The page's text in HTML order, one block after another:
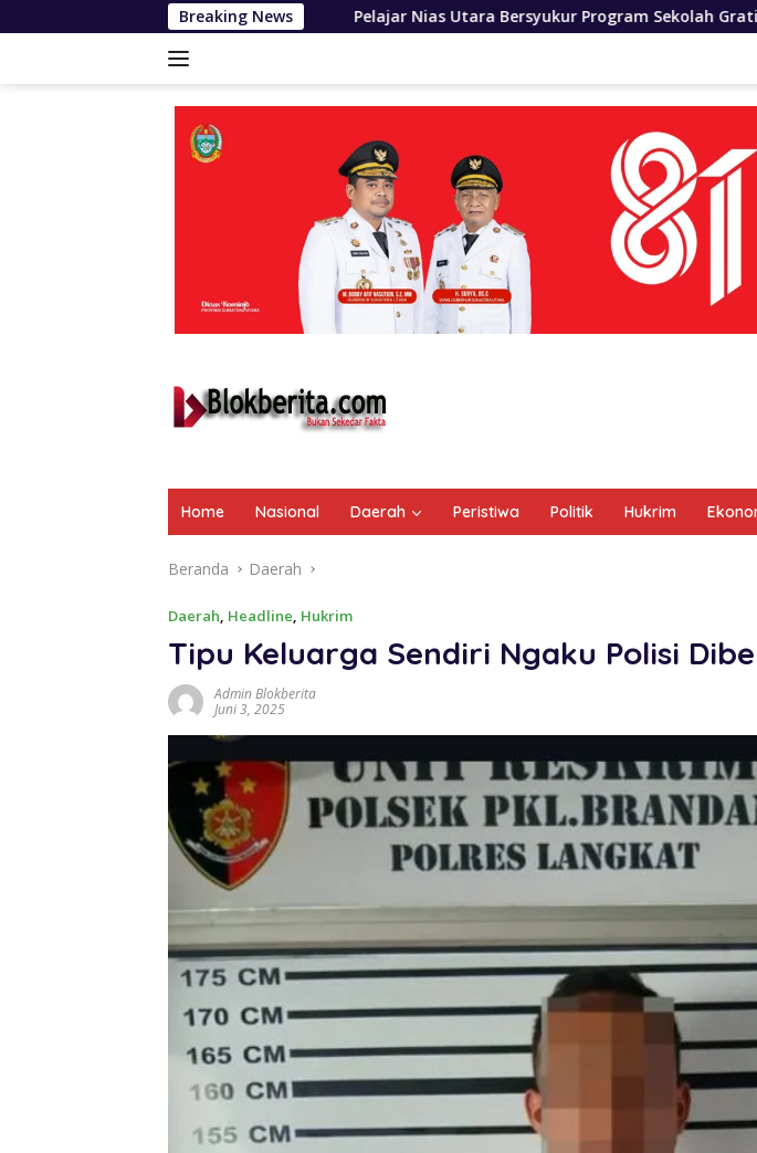
ke
Breaking News
Pelajar Nias Utara Bersyukur Program Sekolah Gratis Gubernur Bobby
Home Nasional Daerah Peristiwa Politik Hukrim
Beranda Daerah
Daerah Headline Hukrim
Tipu Keluarga Sendiri Ngaku Polisi
Admin Blokberita
Juni 3, 2025